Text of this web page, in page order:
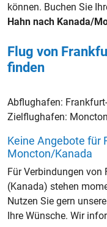
können. Buchen Sie
Hahn nach Kanada/
Flug von
finden
Abflughafen:
Zielflughafen: Moncton
Keine Angebote für
Moncton/Kanada
Für Verbindungen
(Kanada) stehen
Nutzen Sie gern
Ihre Wünsche. Wir